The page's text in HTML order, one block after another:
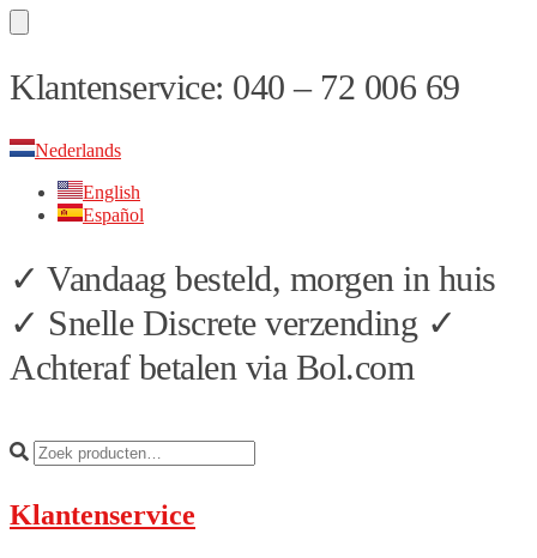
Skip
to
Skip
to
Klantenservice: 040 – 72 006 69
Nederlands
English
Español
✓ Vandaag besteld, morgen in huis
✓ Snelle Discrete verzending ✓
Achteraf betalen via Bol.com
Klantenservice